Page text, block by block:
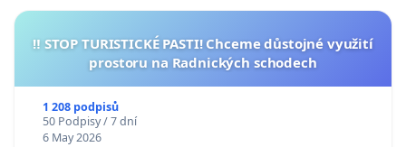
‼️ STOP TURISTICKÉ PASTI! Chceme důstojné využití
prostoru na Radnických schodech
1 208 podpisů
50 Podpisy / 7 dní
6 May 2026